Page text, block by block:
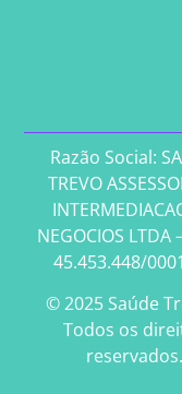
Razão Social:
TREVO
NEGOCIOS LTDA
45.453.448/
© 2025 Saúde
Todos os
reservados.